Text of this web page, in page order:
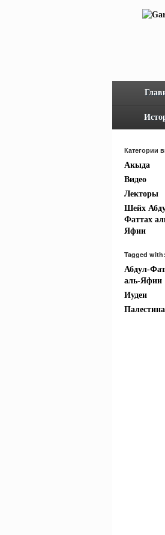
Категории
Акыда
Видео
Лекторы
Шейх
Фаттах
Яфии
Tagged with:
Абдул-
аль-Яфии
Иудеи
Палестина